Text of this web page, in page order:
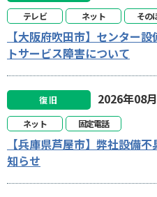
テレビ ネット その
【大阪府吹田市】センター
トサービス障害について
復旧 2026年08
ネット 固定電話
【兵庫県芦屋市】弊社設備
知らせ